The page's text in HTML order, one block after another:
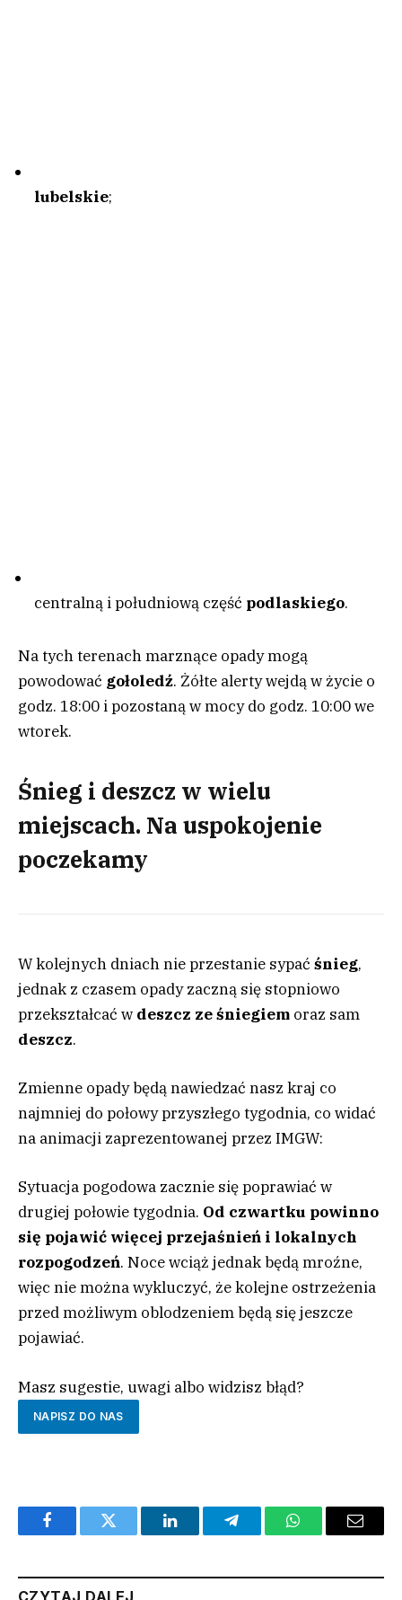
lubelskie;
centralną i południową część podlaskiego.
Na tych terenach marznące opady mogą
powodować gołoledź. Żółte alerty wejdą w życie o
godz. 18:00 i pozostaną w mocy do godz. 10:00 we
wtorek.
Śnieg i deszcz w wielu
miejscach. Na uspokojenie
poczekamy
W kolejnych dniach nie przestanie sypać śnieg,
jednak z czasem opady zaczną się stopniowo
przekształcać w deszcz ze śniegiem oraz sam
deszcz.
Zmienne opady będą nawiedzać nasz kraj co
najmniej do połowy przyszłego tygodnia, co widać
na animacji zaprezentowanej przez IMGW:
Sytuacja pogodowa zacznie się poprawiać w
drugiej połowie tygodnia. Od czwartku powinno
się pojawić więcej przejaśnień i lokalnych
rozpogodzeń. Noce wciąż jednak będą mroźne,
więc nie można wykluczyć, że kolejne ostrzeżenia
przed możliwym oblodzeniem będą się jeszcze
pojawiać.
Masz sugestie, uwagi albo widzisz błąd?
NAPISZ DO NAS
FacebookTwitter LinkedInTelegramWhatsAppEmail
CZYTAJ DALEJ